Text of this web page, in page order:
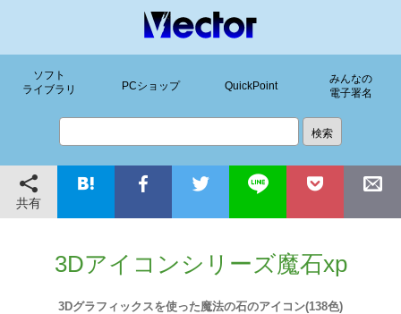
ソフト
ライブラリ
PCショップ QuickPoint
みんなの
電子署名
共有
3Dアイコンシリーズ魔石xp
3Dグラフィックスを使った魔法の石のアイコン(138色)